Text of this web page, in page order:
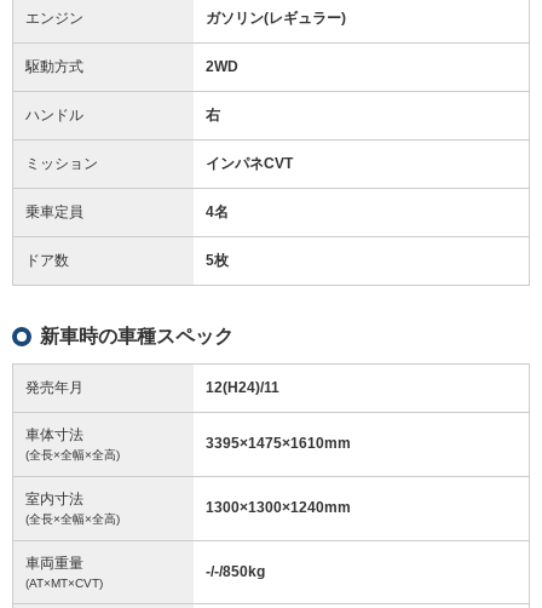
エンジン ガソリン(レギュラー)
駆動方式 2WD
ハンドル 右
ミッション インパネCVT
乗車定員 4名
ドア数 5枚
新車時の車種スペック
発売年月 12(H24)/11
車体寸法
(全長×全幅×全高)
3395×1475×1610mm
室内寸法
(全長×全幅×全高)
1300×1300×1240mm
車両重量
(AT×MT×CVT)
-/-/850kg